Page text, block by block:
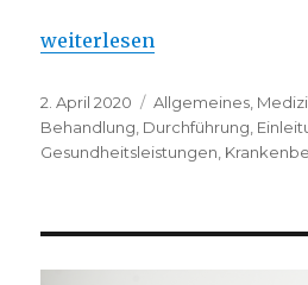
„Medizinrecht | Einführung“
weiterlesen
Veröffentlicht
am
2. April 2020 Kategorien
Allgemeines
Behandlung Durchführung
Gesundheitsleistungen